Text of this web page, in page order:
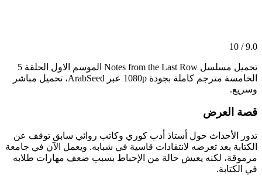
9.0 / 10
تحميل مسلسل Notes from the Last Row الموسم الاول الحلقة 5
الخامسة مترجم كاملة بجودة 1080p عبر ArabSeed، تحميل مباشر
وسريع.
قصة العرض
تدور الأحداث حول أستاذ أدب كوري وكاتب روائي سابق توقف عن
الكتابة بعد تعرضه لانتقادات قاسية في شبابه. ويعمل الآن في جامعة
مرموقة، لكنه يعيش حالة من الإحباط بسبب ضعف مهارات طلابه
في الكتابة.